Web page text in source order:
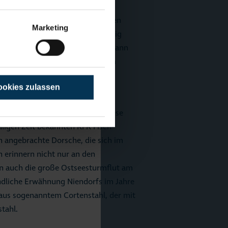
Marketing
zulassen
einige Angesprochene zügig
der TSNT. „Wir stießen dann
diverse Skizzen und
Zeit bekannten KFK Fisch-
Dorsche, die sich im
erinnern nicht nur an den
auch die große Ostseesturmflut am
Erwähnung Niendorfs im Jahre
sogenanntem Cortenstahl, der mit